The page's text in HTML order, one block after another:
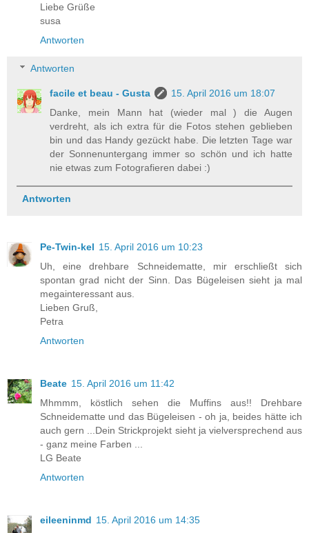
Liebe Grüße
susa
Antworten
Antworten
facile et beau - Gusta
15. April 2016 um 18:07
Danke, mein Mann hat (wieder mal ) die Augen
verdreht, als ich extra für die Fotos stehen geblieben
bin und das Handy gezückt habe. Die letzten Tage war
der Sonnenuntergang immer so schön und ich hatte
nie etwas zum Fotografieren dabei :)
Antworten
Pe-Twin-kel 15. April 2016 um 10:23
Uh, eine drehbare Schneidematte, mir erschließt sich
spontan grad nicht der Sinn. Das Bügeleisen sieht ja mal
megainteressant aus.
Lieben Gruß,
Petra
Antworten
Beate 15. April 2016 um 11:42
Mhmmm, köstlich sehen die Muffins aus!! Drehbare
Schneidematte und das Bügeleisen - oh ja, beides hätte ich
auch gern ...Dein Strickprojekt sieht ja vielversprechend aus
- ganz meine Farben ...
LG Beate
Antworten
eileeninmd 15. April 2016 um 14:35